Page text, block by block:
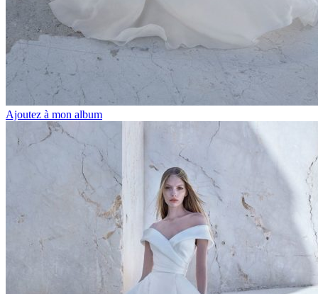
Ajoutez à mon album